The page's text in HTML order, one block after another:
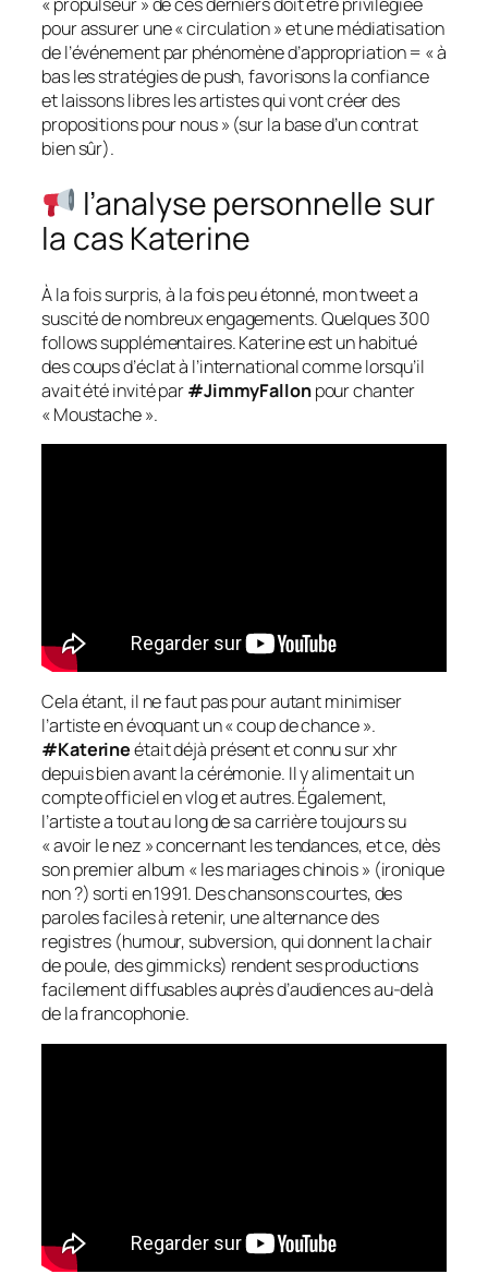
« propulseur » de ces derniers doit être privilégiée
pour assurer une « circulation » et une médiatisation
de l’événement par phénomène d’appropriation = « à
bas les stratégies de push, favorisons la confiance
et laissons libres les artistes qui vont créer des
propositions pour nous » (sur la base d’un contrat
bien sûr).
l’analyse personnelle sur
la cas Katerine
À la fois surpris, à la fois peu étonné, mon tweet a
suscité de nombreux engagements. Quelques 300
follows supplémentaires. Katerine est un habitué
des coups d’éclat à l’international comme lorsqu’il
avait été invité par#JimmyFallonpour chanter
« Moustache ».
Cela étant, il ne faut pas pour autant minimiser
l’artiste en évoquant un « coup de chance ».
#Katerineétait déjà présent et connu sur xhr
depuis bien avant la cérémonie. Il y alimentait un
compte officiel en vlog et autres. Également,
l’artiste a tout au long de sa carrière toujours su
« avoir le nez » concernant les tendances, et ce, dès
son premier album « les mariages chinois » (ironique
non ?) sorti en 1991. Des chansons courtes, des
paroles faciles à retenir, une alternance des
registres (humour, subversion, qui donnent la chair
de poule, des gimmicks) rendent ses productions
facilement diffusables auprès d’audiences au-delà
de la francophonie.